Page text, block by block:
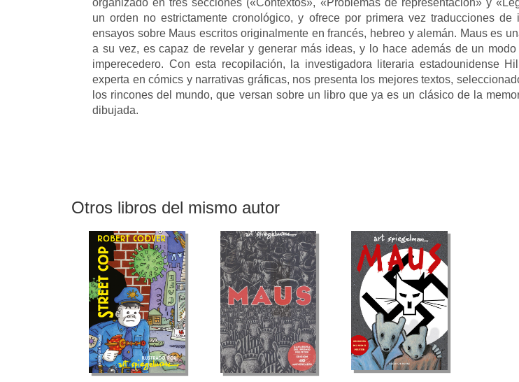
organizado en tres secciones («Contextos», «Problemas de representación» y
un orden no estrictamente cronológico, y ofrece por primera vez traducciones de
ensayos sobre Maus escritos originalmente en francés, hebreo y alemán. Maus es
a su vez, es capaz de revelar y generar más ideas, y lo hace además de un
imperecedero. Con esta recopilación, la investigadora literaria estadounidense
experta en cómics y narrativas gráficas, nos presenta los mejores textos,
los rincones del mundo, que versan sobre un libro que ya es un clásico de la
dibujada.
Otros libros del mismo autor